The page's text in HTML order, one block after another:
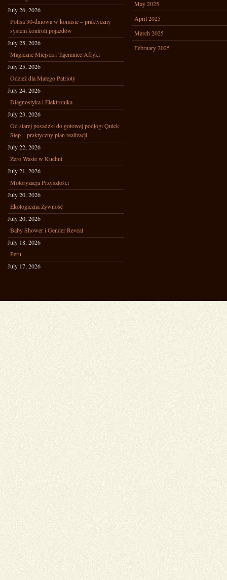
July 26, 2026
Polisa 30-dniowa w komisie – praktyczny
system kontroli pojazdów
July 25, 2026
Magiczne Miejsca i Tajemnice Afryki
July 25, 2026
Odzież dla Małego Patrioty
July 24, 2026
Diagnostyka i Elektronika
July 23, 2026
Od starej posadzki do gotowej podłogi Quick-
Step – praktyczny plan realizacji
July 22, 2026
Zero Waste w Kuchni
July 21, 2026
Motoryzacja Przyszłości
July 20, 2026
Ekologiczna Żywność
July 20, 2026
Baby Shower i Gender Reveal
July 18, 2026
Peru
July 17, 2026
May 2025
April 2025
March 2025
February 2025